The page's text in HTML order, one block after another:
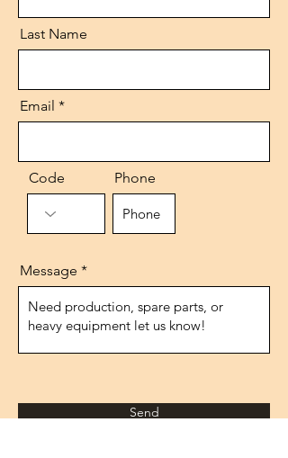
Last Name
Email
Code Phone
Message
Send